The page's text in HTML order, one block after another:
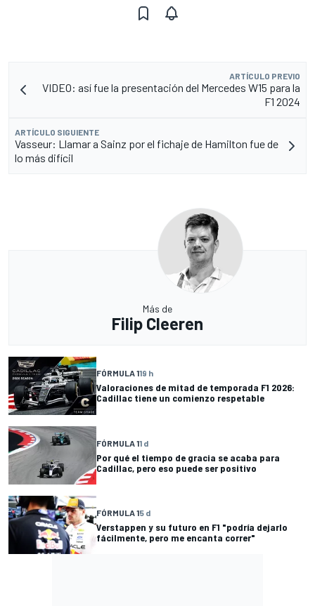
ARTÍCULO PREVIO
VIDEO: así fue la presentación del Mercedes W15 para la
F1 2024
ARTÍCULO SIGUIENTE
Vasseur: Llamar a Sainz por el fichaje de Hamilton fue de
lo más difícil
Más de
Filip Cleeren
FÓRMULA 119 h
Valoraciones de mitad de temporada F1 2026:
Cadillac tiene un comienzo respetable
FÓRMULA 11 d
Por qué el tiempo de gracia se acaba para
Cadillac, pero eso puede ser positivo
FÓRMULA 15 d
Verstappen y su futuro en F1 "podría dejarlo
fácilmente, pero me encanta correr"